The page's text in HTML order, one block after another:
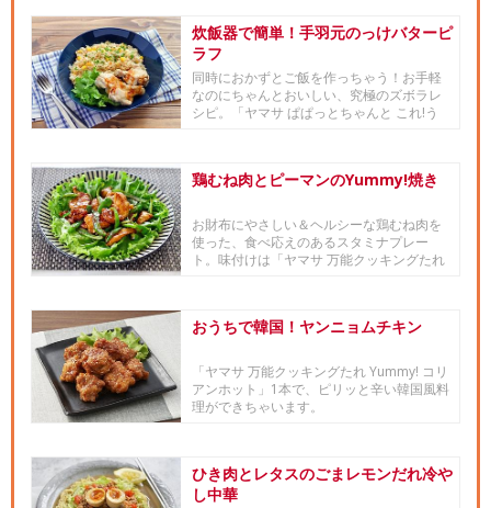
炊飯器で簡単！手羽元のっけバターピ
ラフ
同時におかずとご飯を作っちゃう！お手軽
なのにちゃんとおいしい、究極のズボラレ
シピ。「ヤマサ ぱぱっとちゃんと これ!う
鶏むね肉とピーマンのYummy!焼き
お財布にやさしい＆ヘルシーな鶏むね肉を
使った、食べ応えのあるスタミナプレー
ト。味付けは「ヤマサ 万能クッキングたれ
おうちで韓国！ヤンニョムチキン
「ヤマサ 万能クッキングたれ Yummy! コリ
アンホット」1本で、ピリッと辛い韓国風料
理ができちゃいます。
ひき肉とレタスのごまレモンだれ冷や
し中華